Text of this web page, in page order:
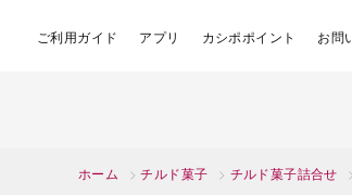
ご利用ガイド アプリ カシポポイント お問
ホーム >チルド菓子 > チルド菓子詰合せ >